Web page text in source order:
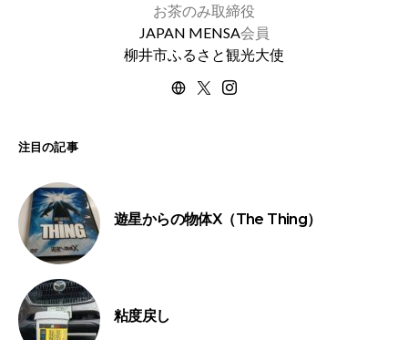
お茶のみ取締役
JAPAN MENSA会員
柳井市ふるさと観光大使
注目の記事
遊星からの物体X（The Thing）
粘度戻し